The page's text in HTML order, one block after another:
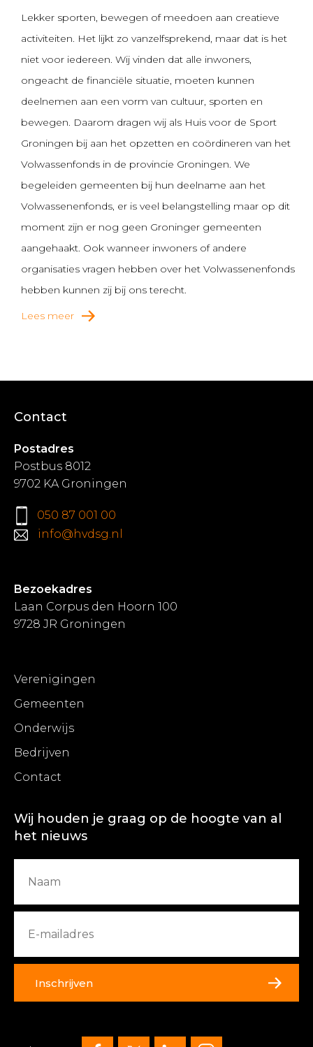
Lekker sporten, bewegen of meedoen aan creatieve
activiteiten. Het lijkt zo vanzelfsprekend, maar dat is het
niet voor iedereen. Wij vinden dat alle inwoners,
ongeacht de financiële situatie, moeten kunnen
deelnemen aan een vorm van cultuur, sporten en
bewegen. Daarom dragen wij als Huis voor de Sport
Groningen bij aan het opzetten en coördineren van het
Volwassenfonds in de provincie Groningen. We
begeleiden gemeenten bij hun deelname aan het
Volwassenenfonds, er is veel belangstelling maar op dit
moment zijn er nog geen Groninger gemeenten
aangehaakt. Ook wanneer inwoners of andere
organisaties vragen hebben over het Volwassenenfonds
hebben kunnen zij bij ons terecht.
Lees meer
Contact
Postadres
Postbus 8012
9702 KA Groningen
050 87 001 00
info@hvdsg.nl
Bezoekadres
Laan Corpus den Hoorn 100
9728 JR Groningen
Verenigingen
Gemeenten
Onderwijs
Bedrijven
Contact
Wij houden je graag op de hoogte van al
het nieuws
Inschrijven